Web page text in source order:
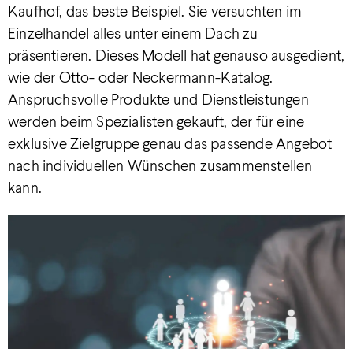
Kaufhof, das beste Beispiel. Sie versuchten im
Einzelhandel alles unter einem Dach zu
präsentieren. Dieses Modell hat genauso ausgedient,
wie der Otto- oder Neckermann-Katalog.
Anspruchsvolle Produkte und Dienstleistungen
werden beim Spezialisten gekauft, der für eine
exklusive Zielgruppe genau das passende Angebot
nach individuellen Wünschen zusammenstellen
kann.